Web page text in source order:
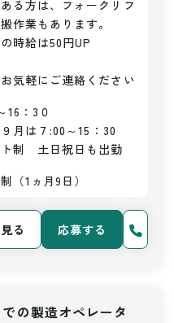
る方は、フォークリフ
作業もあります。
時給は50円UP
気軽にご連絡ください
16：3０
月は７:00～15：30
制　土日祝日も出勤
（1ヵ月9日）
る 応募する
の製造オペレータ